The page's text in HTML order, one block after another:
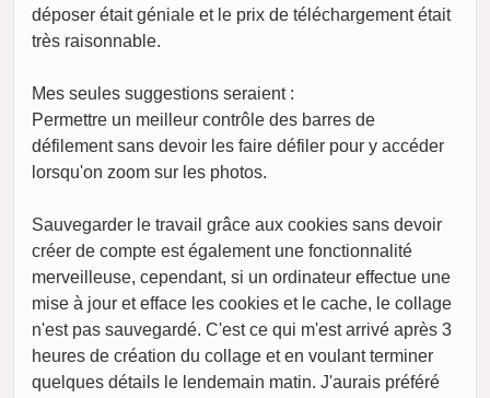
déposer était géniale et le prix de téléchargement était
très raisonnable.
Mes seules suggestions seraient :
Permettre un meilleur contrôle des barres de
défilement sans devoir les faire défiler pour y accéder
lorsqu'on zoom sur les photos.
Sauvegarder le travail grâce aux cookies sans devoir
créer de compte est également une fonctionnalité
merveilleuse, cependant, si un ordinateur effectue une
mise à jour et efface les cookies et le cache, le collage
n'est pas sauvegardé. C'est ce qui m'est arrivé après 3
heures de création du collage et en voulant terminer
quelques détails le lendemain matin. J'aurais préféré